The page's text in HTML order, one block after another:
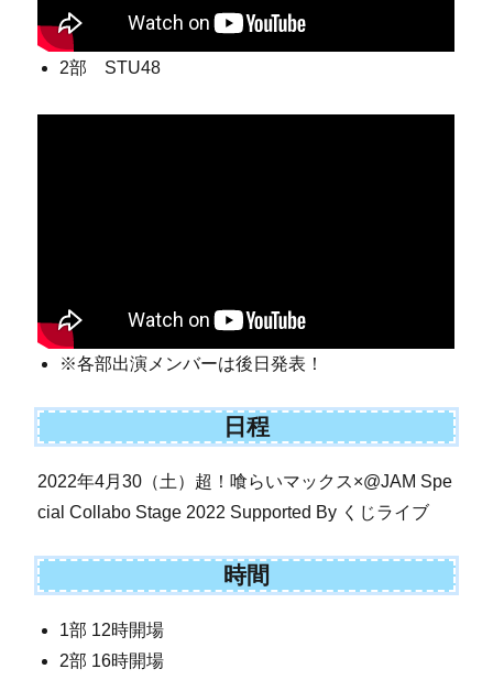
2部 STU48
※各部出演メンバーは後日発表！
日程
2022年4月30（土）超！喰らいマックス×@JAM Spe
cial Collabo Stage 2022 Supported By くじライブ
時間
1部 12時開場
2部 16時開場